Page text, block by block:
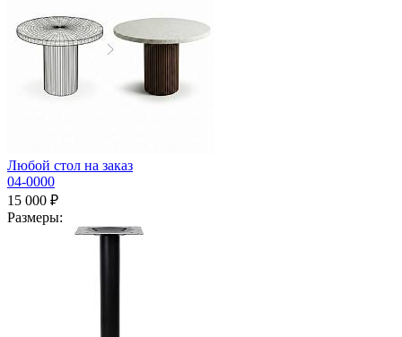
Любой стол на заказ
04-0000
15 000 ₽
Размеры: